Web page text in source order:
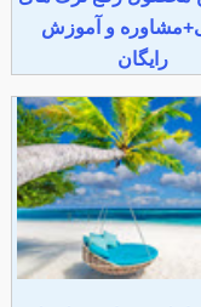
و آموزش
رایگان